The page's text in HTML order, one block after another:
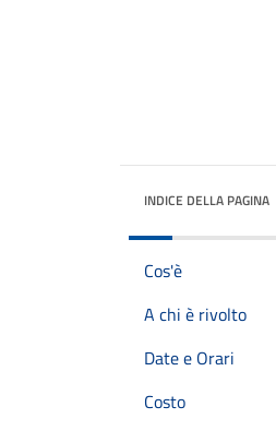
INDICE DELLA PAGINA
Cos'è
A chi è rivolto
Date e Orari
Costo